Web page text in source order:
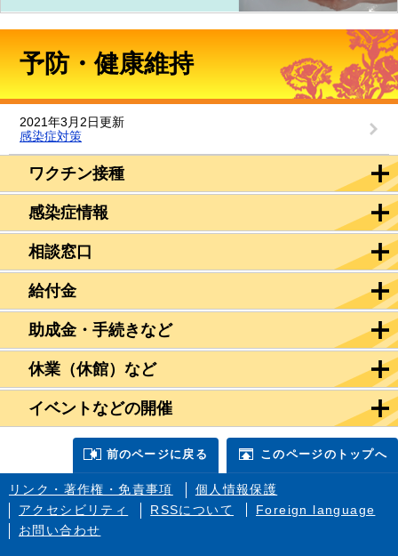
ワクチン接種
感染症情報
相談窓口
給付金
助成金・手続きなど
休業（休館）など
イベントなどの開催
予防・健康維持
2021年3月2日更新
感染症対策
前のページに戻る このページのトップへ
リンク・著作権・免責事項
個人情報保護
アクセシビリティ
RSSについて
Foreign language
お問い合わせ